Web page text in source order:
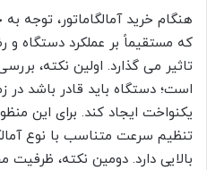
هنگام خرید آمالگاماتور،
که مستقیماً بر عملکرد دستگاه و
تاثیر می گذارد. اولین نکته،
است؛ دستگاه باید قادر باشد در
یکنواخت ایجاد کند. برای این
تنظیم سرعت متناسب با نوع
بالایی دارد. دومین نکته، ظرفیت